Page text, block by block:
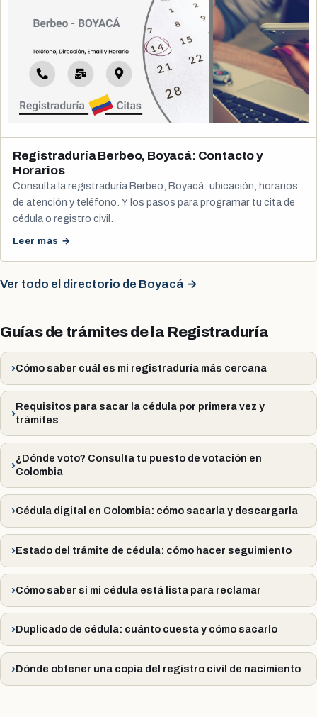
Registraduría Berbeo, Boyacá: Contacto y
Horarios
Consulta la registraduría Berbeo, Boyacá: ubicación, horarios
de atención y teléfono. Y los pasos para programar tu cita de
cédula o registro civil.
Leer más →
Ver todo el directorio de Boyacá →
Guías de trámites de la Registraduría
Cómo saber cuál es mi registraduría más cercana
Requisitos para sacar la cédula por primera vez y
trámites
¿Dónde voto? Consulta tu puesto de votación en
Colombia
Cédula digital en Colombia: cómo sacarla y descargarla
Estado del trámite de cédula: cómo hacer seguimiento
Cómo saber si mi cédula está lista para reclamar
Duplicado de cédula: cuánto cuesta y cómo sacarlo
Dónde obtener una copia del registro civil de nacimiento